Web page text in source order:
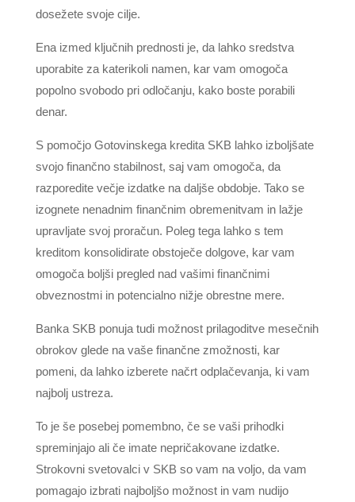
dosežete svoje cilje.
Ena izmed ključnih prednosti je, da lahko sredstva
uporabite za katerikoli namen, kar vam omogoča
popolno svobodo pri odločanju, kako boste porabili
denar.
S pomočjo Gotovinskega kredita SKB lahko izboljšate
svojo finančno stabilnost, saj vam omogoča, da
razporedite večje izdatke na daljše obdobje. Tako se
izognete nenadnim finančnim obremenitvam in lažje
upravljate svoj proračun. Poleg tega lahko s tem
kreditom konsolidirate obstoječe dolgove, kar vam
omogoča boljši pregled nad vašimi finančnimi
obveznostmi in potencialno nižje obrestne mere.
Banka SKB ponuja tudi možnost prilagoditve mesečnih
obrokov glede na vaše finančne zmožnosti, kar
pomeni, da lahko izberete načrt odplačevanja, ki vam
najbolj ustreza.
To je še posebej pomembno, če se vaši prihodki
spreminjajo ali če imate nepričakovane izdatke.
Strokovni svetovalci v SKB so vam na voljo, da vam
pomagajo izbrati najboljšo možnost in vam nudijo